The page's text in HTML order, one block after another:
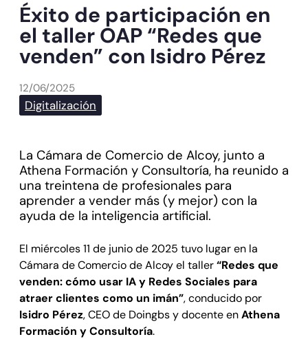
Éxito de participación en
el taller OAP “Redes que
venden” con Isidro Pérez
12/06/2025
Digitalización
La Cámara de Comercio de Alcoy, junto a
Athena Formación y Consultoría, ha reunido a
una treintena de profesionales para
aprender a vender más (y mejor) con la
ayuda de la inteligencia artificial.
El miércoles 11 de junio de 2025 tuvo lugar en la
Cámara de Comercio de Alcoy el taller“Redes que
venden: cómo usar IA y Redes Sociales para
atraer clientes como un imán”, conducido por
Isidro Pérez, CEO de Doingbs y docente enAthena
Formación y Consultoría.